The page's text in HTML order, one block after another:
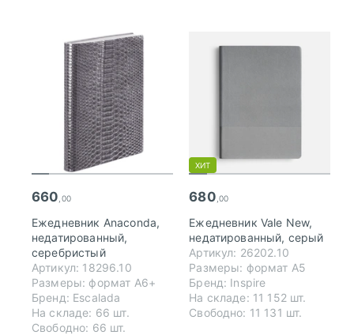
660 ,00
Ежедневник Anaconda,
недатированный,
серебристый
Артикул: 18296.10
Размеры: формат A6+
Бренд: Escalada
На складе: 66 шт.
Свободно: 66 шт.
ХИТ
680 ,00
Ежедневник Vale New,
недатированный, серый
Артикул: 26202.10
Размеры: формат А5
Бренд: Inspire
На складе: 11 152 шт.
Свободно: 11 131 шт.